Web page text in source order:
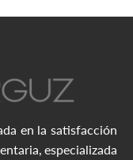
en la satisfacción
especializada